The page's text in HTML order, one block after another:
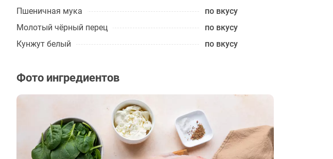
Пшеничная мука
по вкусу
Молотый чёрный перец
по вкусу
Кунжут белый
по вкусу
Фото ингредиентов